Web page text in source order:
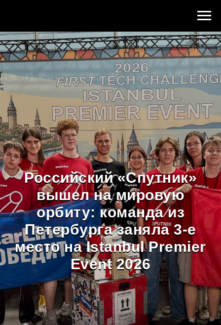
Российский «Спутник»
вышел на мировую
орбиту: команда из
Петербурга заняла 3-е
место на Istanbul Premier
Event 2026